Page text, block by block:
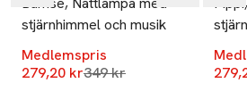
stjärnhimmel och musik
Medlemspris
279,20 krLägsta pris 30 dagar
349 kr